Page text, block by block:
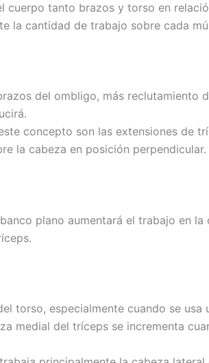
cuerpo tanto brazos y torso en
la cantidad de trabajo sobre cada
del ombligo, más reclutamiento
concepto son las extensiones de
la cabeza en posición perpendicular.
plano aumentará el trabajo en la
torso, especialmente cuando se usa
medial del tríceps se incrementa